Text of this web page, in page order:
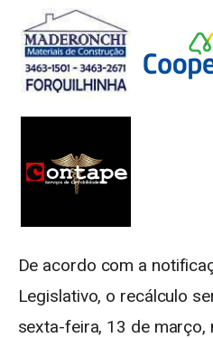
De acordo com a
Legislativo, o recálculo
sexta-feira, 13 de março,